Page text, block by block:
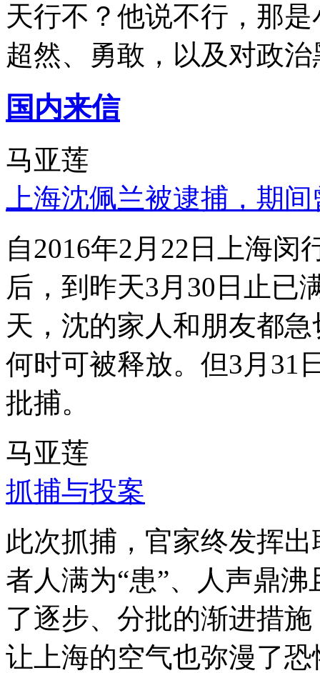
天行不？他说不行，那
超然、勇敢，以及对政
国内来信
马亚莲
上海沈佩兰被逮捕，期
自2016年2月22日上海
后，到昨天3月30日止已
天，沈的家人和朋友都
何时可被释放。但3月31
批捕。
马亚莲
抓捕与投案
此次抓捕，官家终发挥
者人满为“患”、人声鼎
了逐步、分批的渐进措
让上海的空气也弥漫了